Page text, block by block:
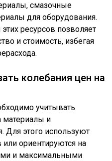
смазочные
для оборудования.
ресурсов позволяет
и стоимость, избегая
колебания цен на
учитывать
и
Для этого используют
ориентируются на
и максимальными